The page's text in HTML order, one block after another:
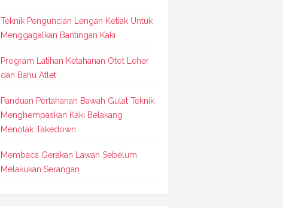
Teknik Penguncian Lengan Ketiak Untuk
Menggagalkan Bantingan Kaki
Program Latihan Ketahanan Otot Leher
dan Bahu Atlet
Panduan Pertahanan Bawah Gulat Teknik
Menghempaskan Kaki Belakang
Menolak Takedown
Membaca Gerakan Lawan Sebelum
Melakukan Serangan